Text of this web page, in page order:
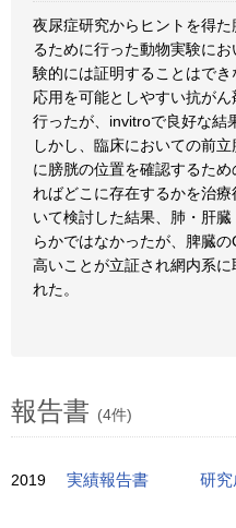
夜尿症研究からヒントを得
るために行った動物実験に
験的には証明することはで
応用を可能としやすい抗が
行ったが、invitroで良好な結
しかし、臨床においての前
に膀胱の位置を確認するた
ればどこに存在するかを治
いて検討した結果、肺・肝
らかではなかったが、脾臓
高いことが立証され網内系
れた。
報告書 (4件)
2019 実績報告書 研究